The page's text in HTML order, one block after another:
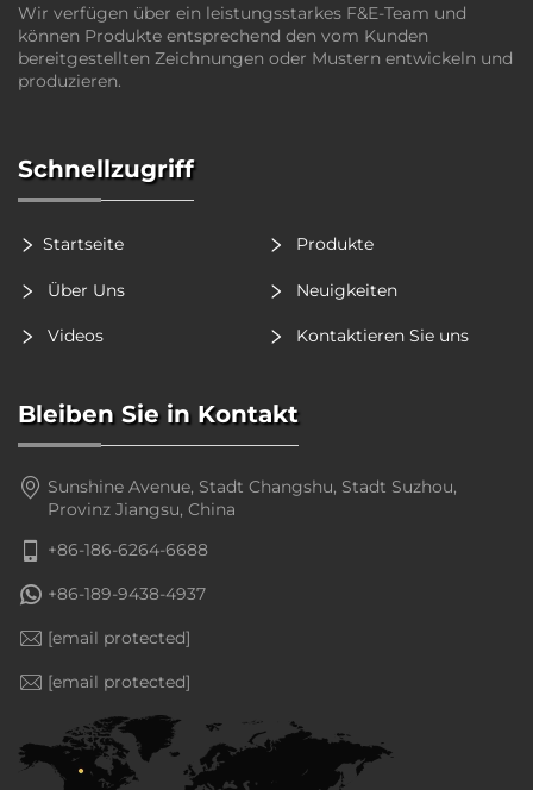
Wir verfügen über ein leistungsstarkes F&E-Team und
können Produkte entsprechend den vom Kunden
bereitgestellten Zeichnungen oder Mustern entwickeln und
produzieren.
Schnellzugriff
Startseite Produkte
Über Uns Neuigkeiten
Videos Kontaktieren Sie uns
Bleiben Sie in Kontakt
Sunshine Avenue, Stadt Changshu, Stadt Suzhou,
Provinz Jiangsu, China
+86-186-6264-6688
+86-189-9438-4937
[email protected]
[email protected]